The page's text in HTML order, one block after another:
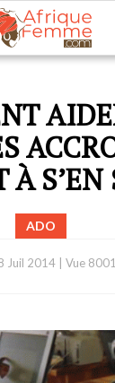
À S’EN
ADO
Juil 2014| Vue